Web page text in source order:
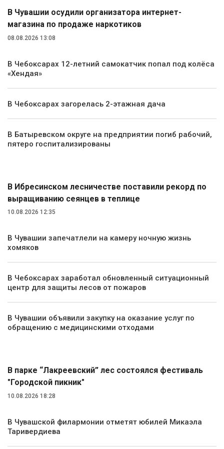
В Чувашии осудили организатора интернет-
магазина по продаже наркотиков
08.08.2026 13:08
В Чебоксарах 12-летний самокатчик попал под колёса
«Хендая»
В Чебоксарах загорелась 2-этажная дача
В Батыревском округе на предприятии погиб рабочий,
пятеро госпитализированы
В Ибресинском лесничестве поставили рекорд по
выращиванию сеянцев в теплице
10.08.2026 12:35
В Чувашии запечатлели на камеру ночную жизнь
хомяков
В Чебоксарах заработал обновленный ситуационный
центр для защиты лесов от пожаров
В Чувашии объявили закупку на оказание услуг по
обращению с медицинскими отходами
В парке “Лакреевский” лес состоялся фестиваль
"Городской пикник"
10.08.2026 18:28
В Чувашской филармонии отметят юбилей Микаэла
Таривердиева